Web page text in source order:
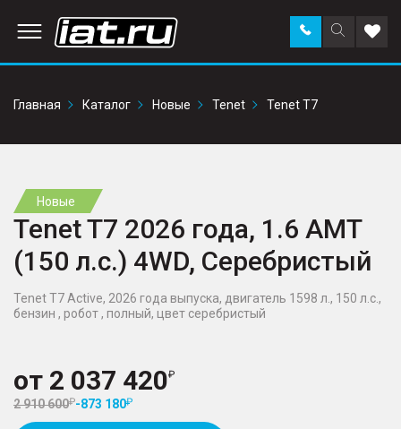
Поиск
по
Заказать
звонок в
Главная
Каталог Новые Tenet Tenet T7
Новые
Tenet T7 2026 года, 1.6 AMT
(150 л.с.) 4WD, Серебристый
Tenet T7 Active, 2026 года выпуска, двигатель 1598 л., 150 л.с.,
бензин , робот , полный, цвет серебристый
от 2 037 420
2 910 600 -873 180